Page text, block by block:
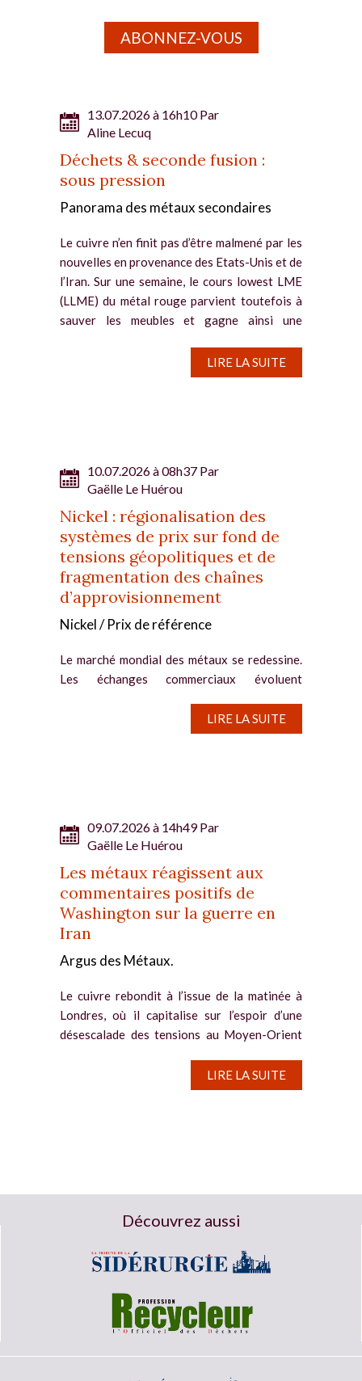
ABONNEZ-VOUS
13.07.2026 à 16h10 Par
Aline Lecuq
Déchets & seconde fusion :
sous pression
Panorama des métaux secondaires
Le cuivre n’en finit pas d’être malmené par les
nouvelles en provenance des Etats-Unis et de
l’Iran. Sur une semaine, le cours lowest LME
(LLME) du métal rouge parvient toutefois à
sauver les meubles et gagne ainsi une
LIRE LA SUITE
10.07.2026 à 08h37 Par
Gaëlle Le Huérou
Nickel : régionalisation des
systèmes de prix sur fond de
tensions géopolitiques et de
fragmentation des chaînes
d’approvisionnement
Nickel / Prix de référence
Le marché mondial des métaux se redessine.
Les échanges commerciaux évoluent
raison des tensions géopolitiques et de la
fragmentation des chaînes
LIRE LA SUITE
09.07.2026 à 14h49 Par
Gaëlle Le Huérou
Les métaux réagissent aux
commentaires positifs de
Washington sur la guerre en
Iran
Argus des Métaux.
Le cuivre rebondit à l’issue de la matinée à
Londres, où il capitalise sur l’espoir d’une
désescalade des tensions au Moyen-Orient
progression. Le contrat à trois mois du cuivre
LIRE LA SUITE
Découvrez aussi